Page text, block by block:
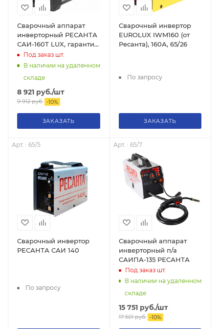
Сварочный аппарат
инверторный РЕСАНТА
САИ-160Т LUX, гарантия
5 лет, 65/69
Под заказ шт.
В наличии на удаленном
складе
8 921 руб./шт
9 912руб. -10%
ЗАКАЗАТЬ
Сварочный инвертор
EUROLUX IWM160 (от
Ресанта), 160А, 65/26
По запросу
ЗАКАЗАТЬ
Арт. : 65/5
Сварочный инвертор
РЕСАНТА САИ 140
По запросу
Арт. : 65/7
Сварочный аппарат
инверторный п/а
САИПА-135 РЕСАНТА
Под заказшт.
В наличии на удаленном
складе
15 751руб./шт
17 501руб. -10%